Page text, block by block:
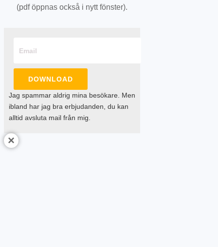
(pdf öppnas också i nytt fönster).
DOWNLOAD
Jag spammar aldrig mina besökare. Men
ibland har jag bra erbjudanden, du kan
alltid avsluta mail från mig.
×